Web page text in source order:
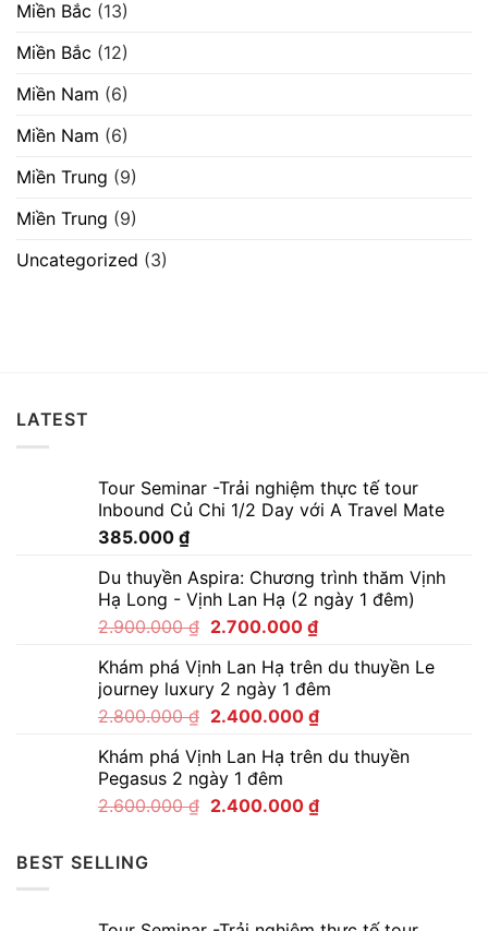
Miền Bắc (13)
Miền Bắc (12)
Miền Nam (6)
Miền Nam (6)
Miền Trung (9)
Miền Trung (9)
Uncategorized (3)
LATEST
Tour Seminar -Trải nghiệm thực tế tour
Inbound Củ Chi 1/2 Day với A Travel Mate
385.000 ₫
Du thuyền Aspira: Chương trình thăm Vịnh
Hạ Long - Vịnh Lan Hạ (2 ngày 1 đêm)
2.900.000₫ 2.700.000 ₫
Khám phá Vịnh Lan Hạ trên du thuyền Le
journey luxury 2 ngày 1 đêm
2.800.000₫ 2.400.000 ₫
Khám phá Vịnh Lan Hạ trên du thuyền
Pegasus 2 ngày 1 đêm
2.600.000₫ 2.400.000 ₫
BEST SELLING